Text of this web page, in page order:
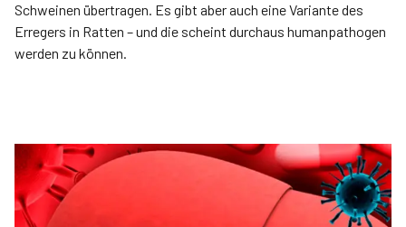
Schweinen übertragen. Es gibt aber auch eine Variante des
Erregers in Ratten – und die scheint durchaus humanpathogen
werden zu können.